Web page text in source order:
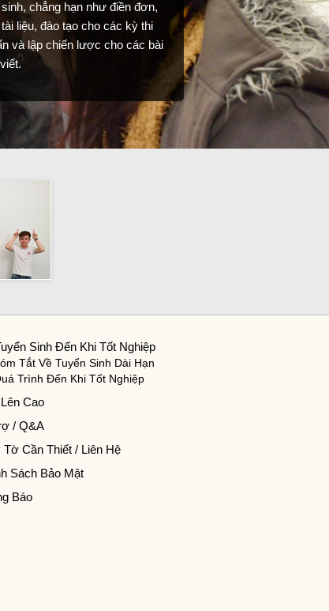
chẳng hạn như điền đơn,
liệu, đào tạo cho các kỳ thi
và lập chiến lược cho các bài
Sinh Đến Khi Tốt Nghiệp
Tắt Về Tuyển Sinh Dài Hạn
Trình Đến Khi Tốt Nghiệp
Cao
/ Q&A
Tờ Cần Thiết / Liên Hệ
Sách Bảo Mật
Báo